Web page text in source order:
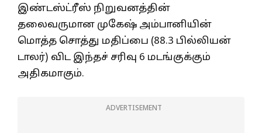
இண்டஸ்ட்ரீஸ் நிறுவனத்தின்
தலைவருமான முகேஷ் அம்பானியின்
மொத்த சொத்து மதிப்பை (88.3 பில்லியன்
டாலர்) விட இந்தச் சரிவு 6 மடங்குக்கும்
அதிகமாகும்.
ADVERTISEMENT